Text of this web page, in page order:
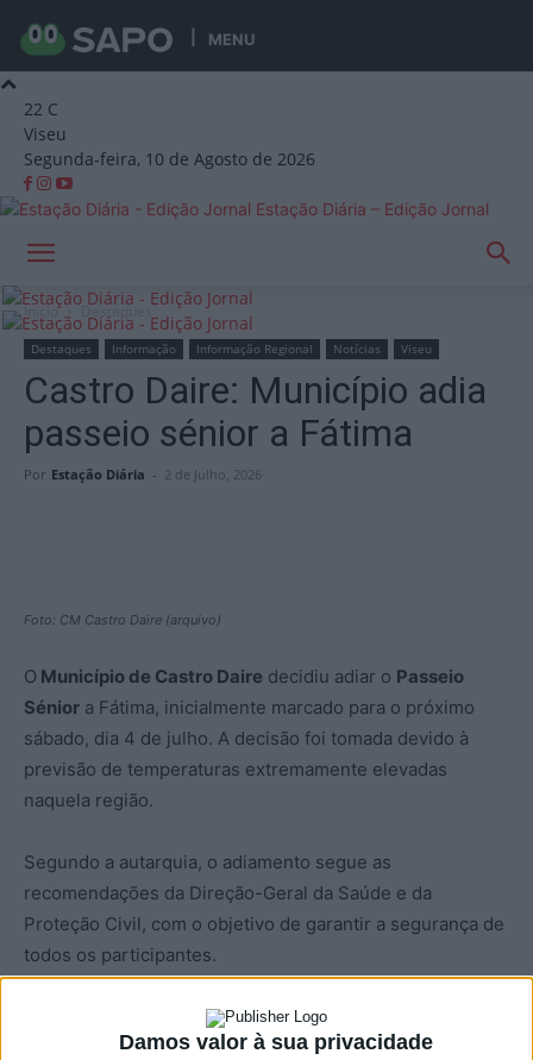
Damos valor à sua privacidade
MENU
22 C
Viseu
Segunda-feira, 10 de Agosto de 2026
Estação Diária – Edição Jornal
Início Destaques
Destaques Informação Informação Regional Notícias Viseu
Castro Daire: Município adia
passeio sénior a Fátima
Por Estação Diária - 2 de Julho, 2026
Foto: CM Castro Daire (arquivo)
O Município de Castro Daire decidiu adiar o Passeio
Sénior a Fátima, inicialmente marcado para o próximo
sábado, dia 4 de julho. A decisão foi tomada devido à
previsão de temperaturas extremamente elevadas
naquela região.
Segundo a autarquia, o adiamento segue as
recomendações da Direção-Geral da Saúde e da
Proteção Civil, com o objetivo de garantir a segurança de
todos os participantes.
A autarquia garante que o evento não foi cancelado,
apenas temporariamente adiado, e promete anunciar